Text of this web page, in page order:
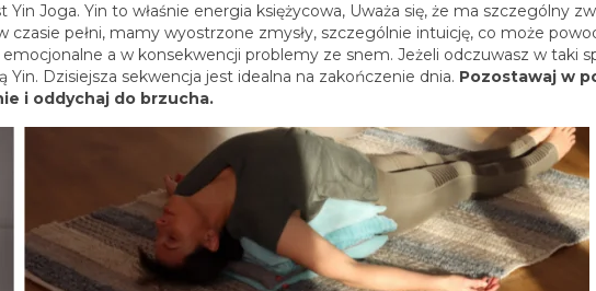
Yin Joga. Yin to właśnie energia księżycowa, Uważa się, że ma szczególny
czasie pełni, mamy wyostrzone zmysły, szczególnie intuicję, co może
a w konsekwencji problemy ze snem. Jeżeli odczuwasz w taki
Yin. Dzisiejsza sekwencja jest idealna na zakończenie dnia. Pozostawaj w
i oddychaj do brzucha.